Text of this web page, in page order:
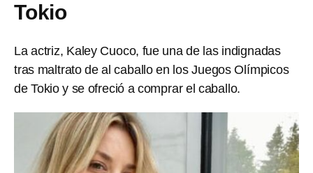
Tokio
La actriz, Kaley Cuoco, fue una de las indignadas
tras maltrato de al caballo en los Juegos Olímpicos
de Tokio y se ofreció a comprar el caballo.